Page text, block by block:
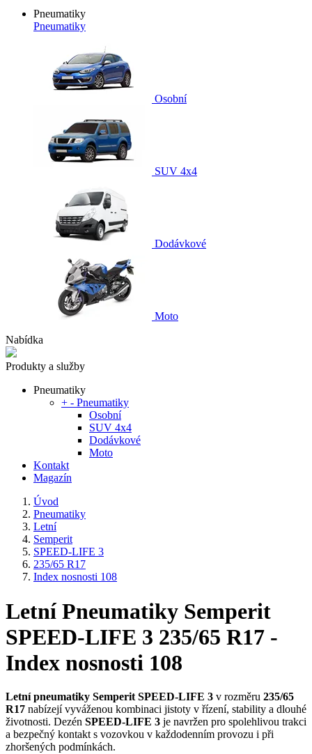
Pneumatiky
Pneumatiky
Osobní
SUV 4x4
Dodávkové
Moto
Nabídka
Produkty a služby
Pneumatiky
+ - Pneumatiky
Osobní
SUV 4x4
Dodávkové
Moto
Kontakt
Magazín
Úvod
Pneumatiky
Letní
Semperit
SPEED-LIFE 3
235/65 R17
Index nosnosti 108
Letní Pneumatiky Semperit
SPEED-LIFE 3 235/65 R17 -
Index nosnosti 108
Letní pneumatiky Semperit SPEED-LIFE 3 v rozměru 235/65
R17 nabízejí vyváženou kombinaci jistoty v řízení, stability a dlouhé
životnosti. Dezén SPEED-LIFE 3 je navržen pro spolehlivou trakci
a bezpečný kontakt s vozovkou v každodenním provozu i při
zhoršených podmínkách.